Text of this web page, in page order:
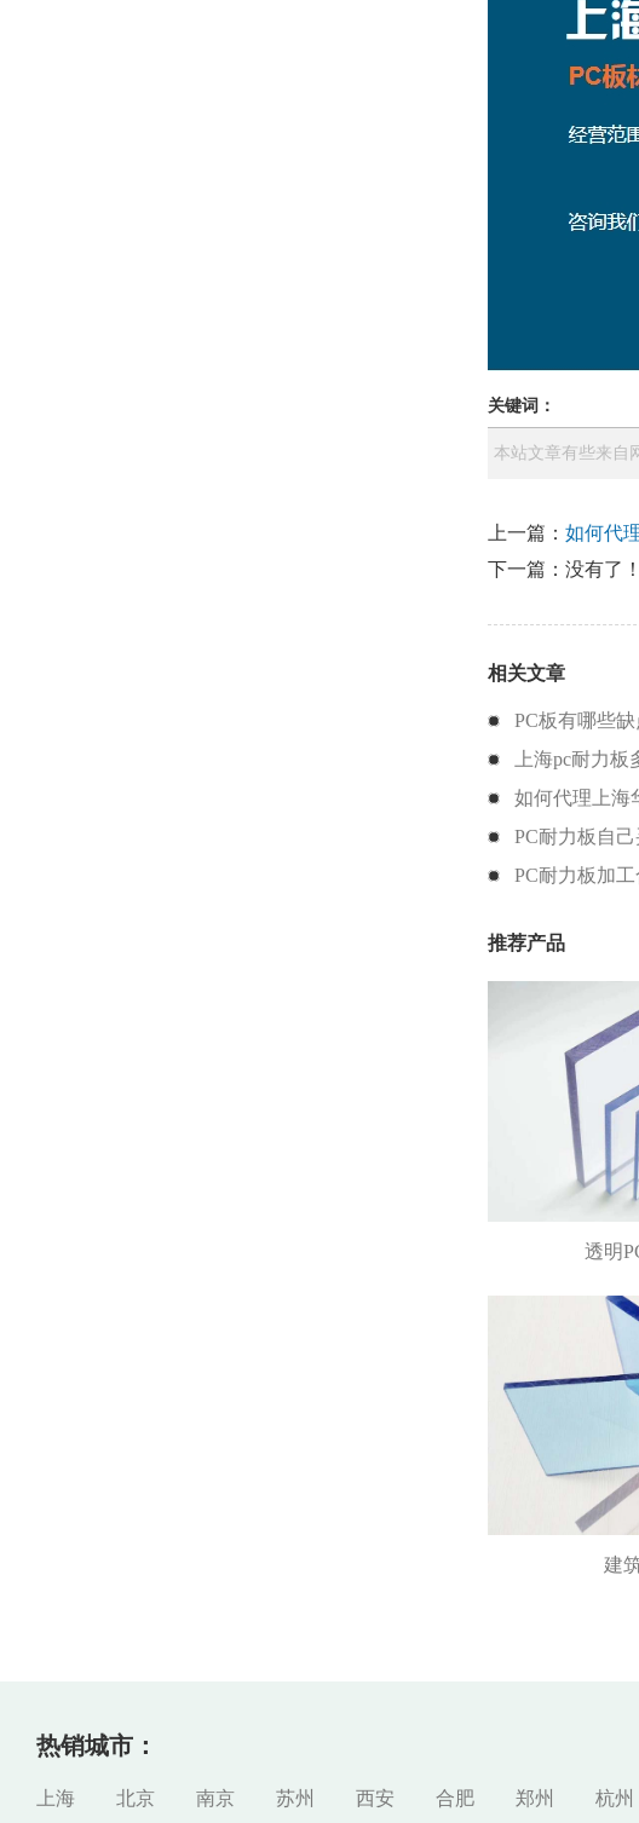
关键词：
本站文章有些来自
上一篇：如何代
下一篇：没有了！
相关文章
PC板有哪些缺
上海pc耐力
如何代理上海
PC耐力板自
PC耐力板加
推荐产品
透明
建
热销城市：
上海 北京 南京 苏州 西安 合肥 郑州 杭州